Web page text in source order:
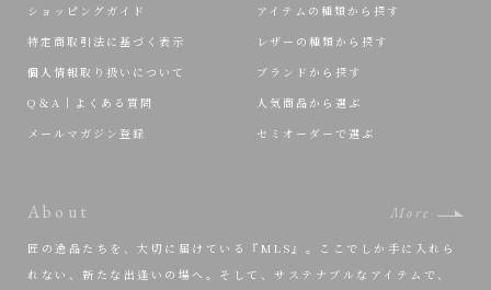
About More
匠の逸品たちを、大切に届けている『MLS』。ここでしか手に入れら
れない、新たな出逢いの場へ。そして、サステナブルなアイテムで、
ショッピングガイド
特定商取引法に基づく表示
個人情報取り扱いについて
Q＆A｜よくある質問
メールマガジン登録
アイテムの種類から探す
レザーの種類から探す
ブランドから探す
人気商品から選ぶ
セミオーダーで選ぶ